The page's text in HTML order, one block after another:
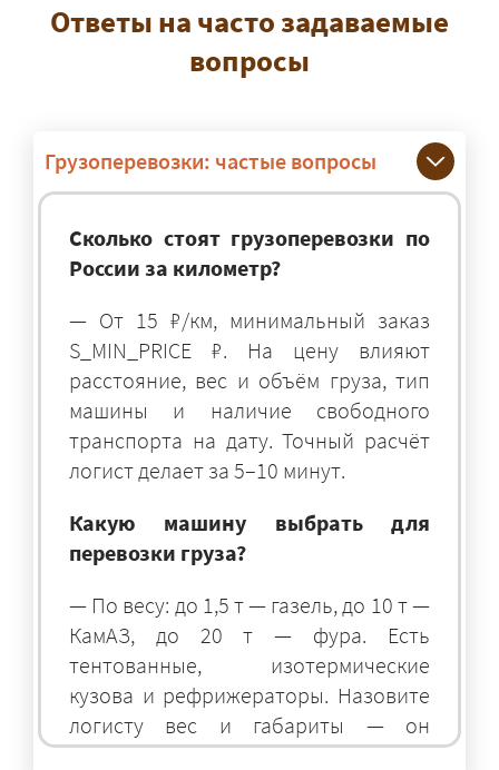
Ответы на часто задаваемые
вопросы
Грузоперевозки: частые вопросы
Сколько стоят грузоперевозки по
России за километр?
— От 15 ₽/км, минимальный заказ
S_MIN_PRICE ₽. На цену влияют
расстояние, вес и объём груза, тип
машины и наличие свободного
транспорта на дату. Точный расчёт
логист делает за 5–10 минут.
Какую машину выбрать для
перевозки груза?
— По весу: до 1,5 т — газель, до 10 т —
КамАЗ, до 20 т — фура. Есть
тентованные, изотермические
кузова и рефрижераторы. Назовите
логисту вес и габариты — он
подберёт оптимальный транспорт.